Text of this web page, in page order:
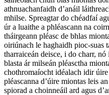
athnuachanfaidh d’anáil
mhilse. Spreagtar do chéadfaí
úr a luaithe a phléascann na
tháirgeann pléasc de bhlas
oiriúnach le haghaidh pioc-suas
tharraiceán deisce, i do charr,
blasta ár milseán pléasctha
chothromaíocht idéalach idir
pléascanna d’úire miontas leis
spiorad a choinneáil ard agus